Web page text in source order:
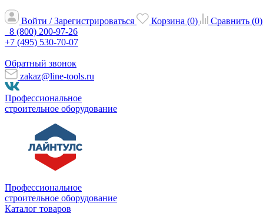
Войти / Зарегистрироваться Корзина (0) Сравнить (0)
8 (800) 200-97-26
+7 (495) 530-70-07
Обратный звонок
zakaz@line-tools.ru
Профессиональное
строительное оборудование
Профессиональное
строительное оборудование
Каталог товаров